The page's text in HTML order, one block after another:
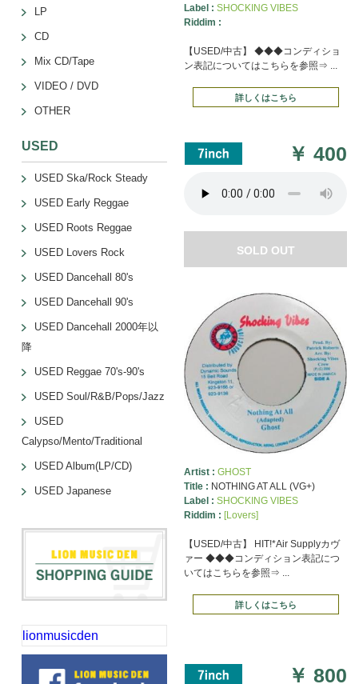
Label :SHOCKING VIBES
Riddim :
【USED/中古】 ◆◆◆コンディショ
ン表記についてはこちらを参照⇒ ...
詳しくはこちら
￥400
SOLD OUT
Artist :GHOST
Title : NOTHING AT ALL (VG+)
Label :SHOCKING VIBES
Riddim : [Lovers]
【USED/中古】 HIT!*Air Supplyカヴ
ァー ◆◆◆コンディション表記につ
いてはこちらを参照⇒ ...
詳しくはこちら
￥800
LP
CD
Mix CD/Tape
VIDEO / DVD
OTHER
USED
USED Ska/Rock Steady
USED Early Reggae
USED Roots Reggae
USED Lovers Rock
USED Dancehall 80's
USED Dancehall 90's
USED Dancehall 2000年以
降
USED Reggae 70's-90's
USED Soul/R&B/Pops/Jazz
USED
Calypso/Mento/Traditional
USED Album(LP/CD)
USED Japanese
lionmusicden